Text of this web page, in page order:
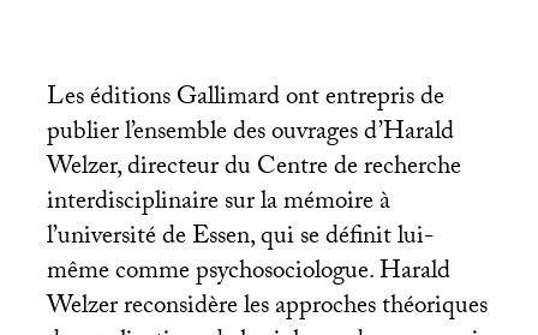
Les éditions Gallimard ont entrepris de
publier l’ensemble des ouvrages d’Harald
Welzer, directeur du Centre de recherche
interdisciplinaire sur la mémoire à
l’université de Essen, qui se définit lui-
même comme psychosociologue. Harald
Welzer reconsidère les approches théoriques